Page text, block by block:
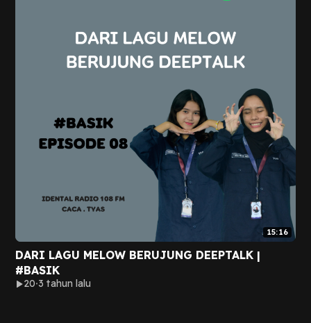
15:16
DARI LAGU MELOW BERUJUNG DEEPTALK |
#BASIK
20 3 tahun lalu